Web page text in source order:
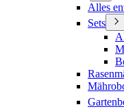
Alles
Sets